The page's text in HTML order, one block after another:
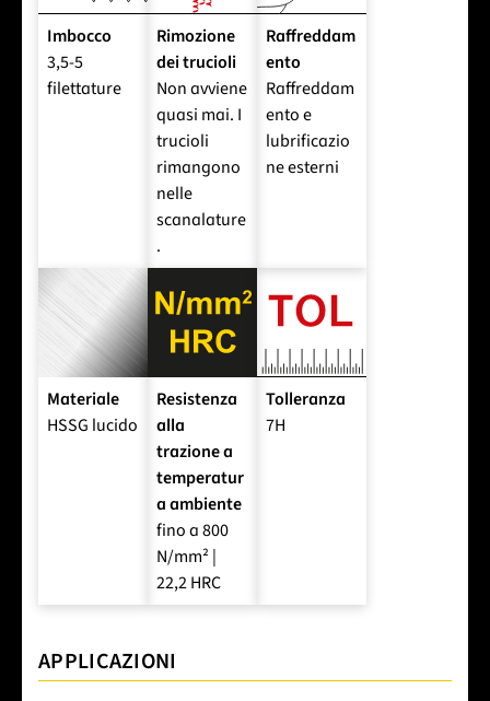
Imbocco
3,5-5
filettature
Rimozione
dei trucioli
Non avviene
quasi mai. I
trucioli
rimangono
nelle
scanalature
.
Raffreddam
ento
Raffreddam
ento e
lubrificazio
ne esterni
Materiale
HSSG lucido
Resistenza
alla
trazione a
temperatur
a ambiente
fino a 800
N/mm² |
22,2 HRC
Tolleranza
7H
APPLICAZIONI